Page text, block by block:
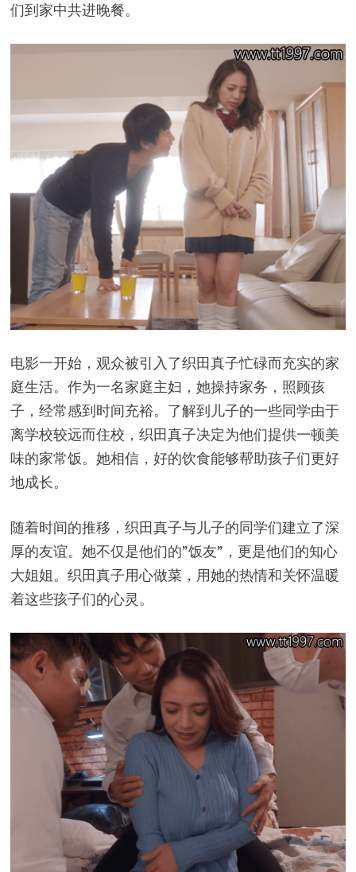
们到家中共进晚餐。
电影一开始，观众被引入了织田真子忙碌而充实的家
庭生活。作为一名家庭主妇，她操持家务，照顾孩
子，经常感到时间充裕。了解到儿子的一些同学由于
离学校较远而住校，织田真子决定为他们提供一顿美
味的家常饭。她相信，好的饮食能够帮助孩子们更好
地成长。
随着时间的推移，织田真子与儿子的同学们建立了深
厚的友谊。她不仅是他们的”饭友”，更是他们的知心
大姐姐。织田真子用心做菜，用她的热情和关怀温暖
着这些孩子们的心灵。